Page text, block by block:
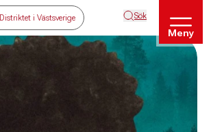
Distriktet i Västsverige Sök
Meny